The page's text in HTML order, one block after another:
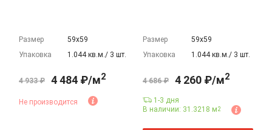
Размер
59х59
Упаковка
1.044 кв.м./ 3 шт.
4 933 ₽ 4 484 ₽/м2
Не производится
Размер
59х59
Упаковка
1.044 кв.м./ 3 шт.
4 686 ₽ 4 260 ₽/м2
1-3 дня
В наличии: 31.3218 м2